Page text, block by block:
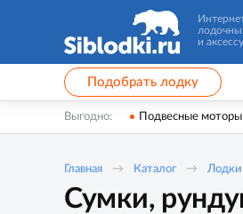
и
Подобрать лодку
Выгодно: Подвесные
Главная Каталог
Сумки,